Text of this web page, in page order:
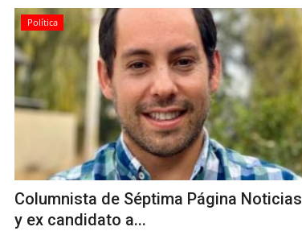
Política
Columnista de Séptima Página Noticias
y ex candidato a...
Policial